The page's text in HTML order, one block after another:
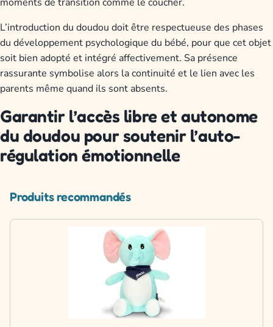
L’introduction du doudou doit être respectueuse des phases
du développement psychologique du bébé, pour que cet objet
soit bien adopté et intégré affectivement. Sa présence
rassurante symbolise alors la continuité et le lien avec les
parents même quand ils sont absents.
Garantir l’accès libre et autonome
du doudou pour soutenir l’auto-
régulation émotionnelle
Produits recommandés